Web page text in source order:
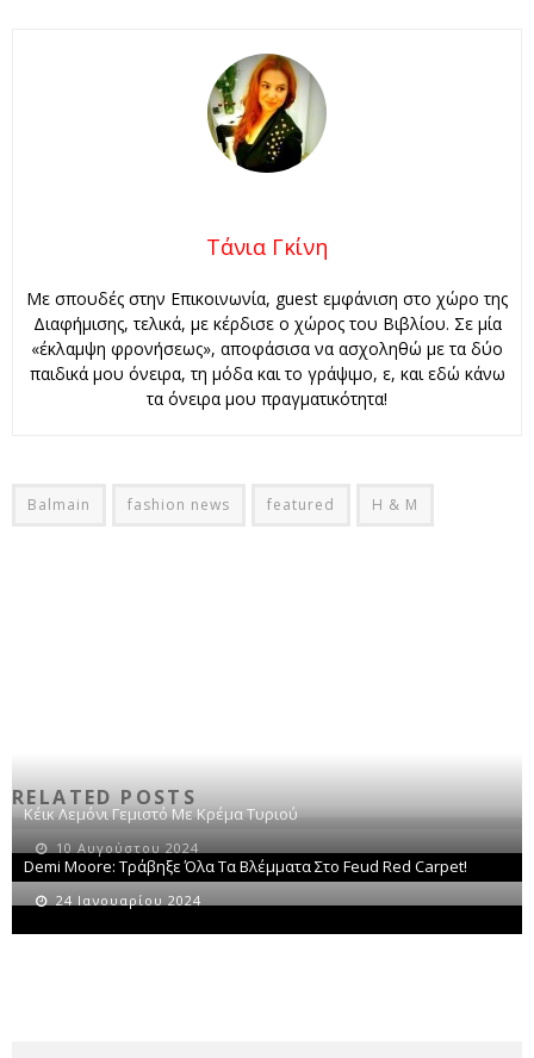
Τάνια Γκίνη
Με σπουδές στην Επικοινωνία, guest εμφάνιση στο χώρο της
Διαφήμισης, τελικά, με κέρδισε ο χώρος του Βιβλίου. Σε μία
«έκλαμψη φρονήσεως», αποφάσισα να ασχοληθώ με τα δύο
παιδικά μου όνειρα, τη μόδα και το γράψιμο, ε, και εδώ κάνω
τα όνειρα μου πραγματικότητα!
Balmain fashion news featured H & M
RELATED POSTS
Κέικ Λεμόνι Γεμιστό Με Κρέμα Τυριού
10 Αυγούστου 2024
Demi Moore: Τράβηξε Όλα Τα Βλέμματα Στο Feud Red Carpet!
24 Ιανουαρίου 2024